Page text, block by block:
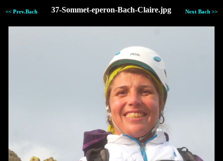
<< Prev.Bach 37-Sommet-eperon-Bach-Claire.jpg Next Bach >>